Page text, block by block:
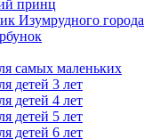
принц
Изумрудного города
самых маленьких
детей 3 лет
детей 4 лет
детей 5 лет
детей 6 лет